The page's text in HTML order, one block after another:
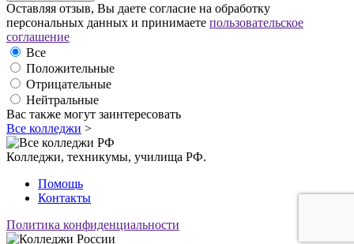
Оставляя отзыв, Вы даете согласие на обработку
персональных данных и принимаете пользовательское
соглашение
Все
Положительные
Отрицательные
Нейтральные
Вас также могут заинтересовать
Все колледжи >
Колледжи, техникумы, училища РФ.
Помощь
Контакты
Политика конфиденциальности